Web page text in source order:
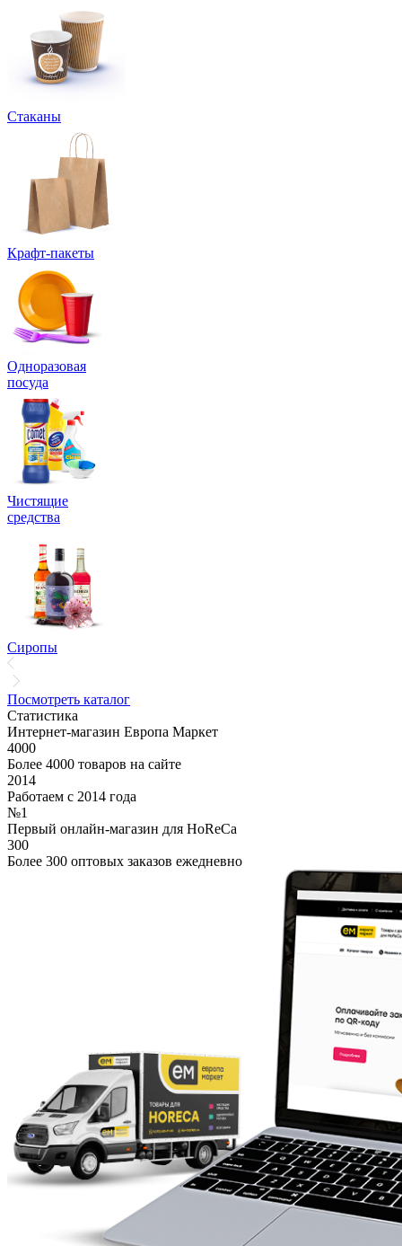
Стаканы
Крафт-пакеты
Одноразовая
посуда
Чистящие
средства
Сиропы
Посмотреть каталог
Статистика
Интернет-магазин Европа Маркет
4000
Более 4000 товаров на сайте
2014
Работаем с 2014 года
№1
Первый онлайн-магазин для HoReCa
300
Более 300 оптовых заказов ежедневно